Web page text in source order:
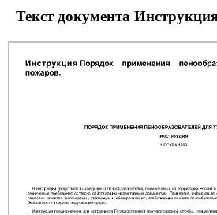
Текст документа